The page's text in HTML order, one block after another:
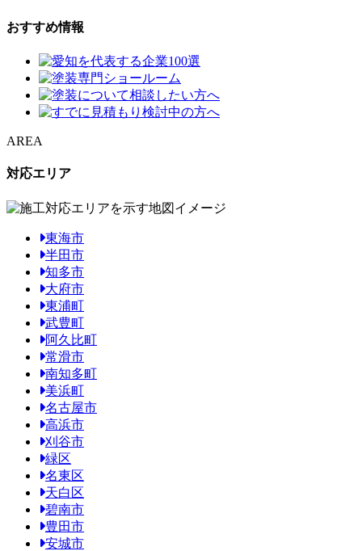
おすすめ情報
AREA
対応エリア
東海市
半田市
知多市
大府市
東浦町
武豊町
阿久比町
常滑市
南知多町
美浜町
名古屋市
高浜市
刈谷市
緑区
名東区
天白区
碧南市
豊田市
安城市